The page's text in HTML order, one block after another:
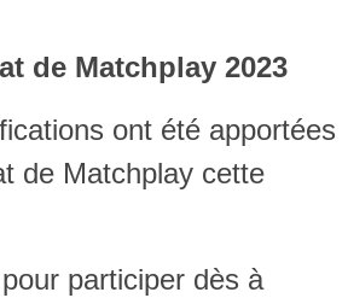
de Matchplay 2023
ont été apportées
de Matchplay cette
pour participer dès à